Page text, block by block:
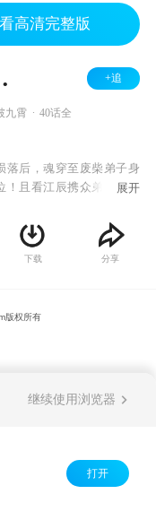
高清完整版
季 +追
九霄 40话全
落后，魂穿至废柴弟子身
！且看江辰携众弟子从废
展开
下载 分享
版权所有
继续使用浏览器
打开